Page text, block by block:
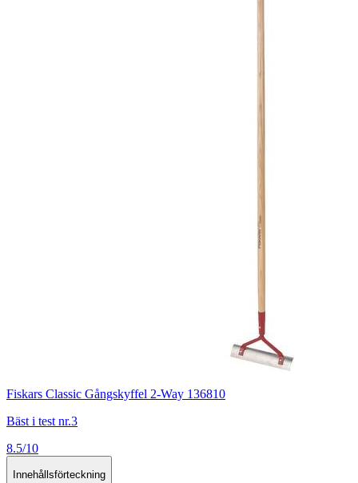
Fiskars Classic Gångskyffel 2-Way 136810
Bäst i test nr.3
8.5/10
Innehållsförteckning